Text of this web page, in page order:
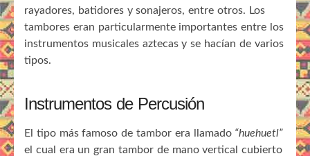
rayadores, batidores y sonajeros, entre otros. Los
tambores eran particularmente importantes entre los
instrumentos musicales aztecas y se hacían de varios
tipos.
Instrumentos de Percusión
El tipo más famoso de tambor era llamado “huehuetl”
el cual era un gran tambor de mano vertical cubierto